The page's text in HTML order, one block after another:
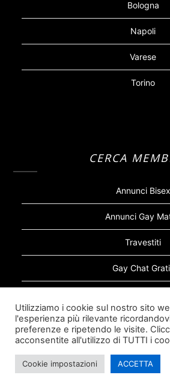
Bologna
Napoli
Varese
Torino
CERCA
Annunci Bisex
Annunci Gay
Travestiti
Gay Chat
Sugar Daddy
Utilizziamo i cookie sul nostro sito
l'esperienza più rilevante
preferenze e ripetendo le visite.
acconsentite all'utilizzo di TUTTI i
Cookie impostazioni ACCETTA